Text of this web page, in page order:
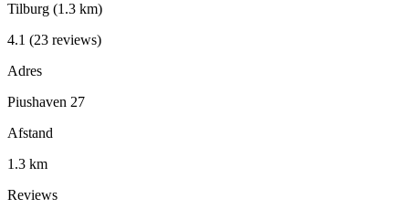
Tilburg (1.3 km)
4.1 (23 reviews)
Adres
Piushaven 27
Afstand
1.3 km
Reviews